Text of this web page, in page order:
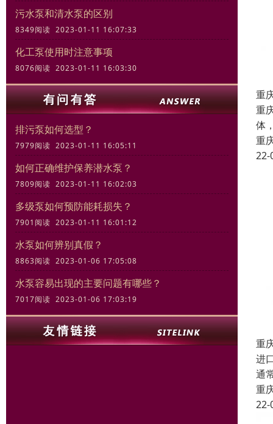
污水泵和清水泵的区别
8349阅读 2023-01-11 16:07:33
化工泵使用时注意事项
8076阅读 2023-01-11 16:03:30
排污泵如何选型？
7979阅读 2023-01-11 16:05:11
如何正确维护保养潜水泵？
7809阅读 2023-01-11 16:02:03
多级泵如何预防能耗损失？
7901阅读 2023-01-11 16:01:12
水泵如何辨别真假？
8863阅读 2023-01-06 17:05:08
水泵容易出现的主要问题有哪些？
7017阅读 2023-01-06 17:03:19
重
重
体
重
22-
重
进
通
重
22-